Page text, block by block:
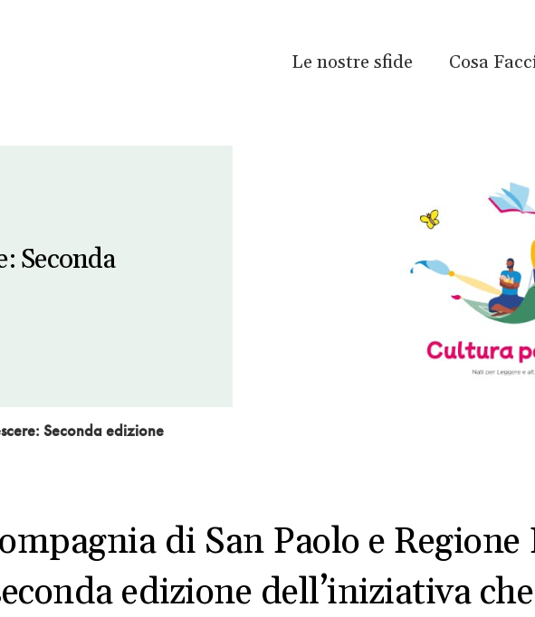
Le nostre sfide Cosa
Seconda
Seconda edizione
di San Paolo e
edizione dell’iniziativa